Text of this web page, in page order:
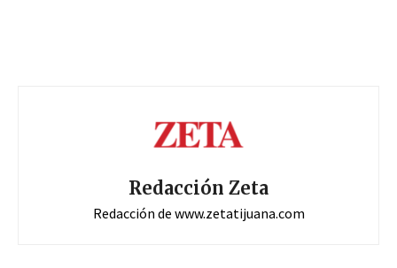
Redacción Zeta
Redacción de www.zetatijuana.com